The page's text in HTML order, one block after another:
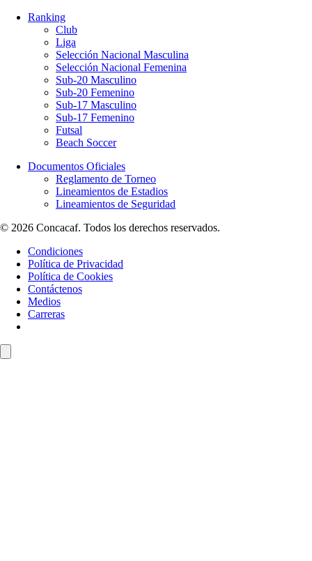
Ranking
Club
Liga
Selección Nacional Masculina
Selección Nacional Femenina
Sub-20 Masculino
Sub-20 Femenino
Sub-17 Masculino
Sub-17 Femenino
Futsal
Beach Soccer
Documentos Oficiales
Reglamento de Torneo
Lineamientos de Estadios
Lineamientos de Seguridad
© 2026 Concacaf. Todos los derechos reservados.
Condiciones
Política de Privacidad
Política de Cookies
Contáctenos
Medios
Carreras